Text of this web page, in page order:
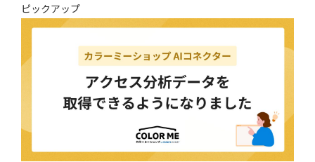
ピックアップ